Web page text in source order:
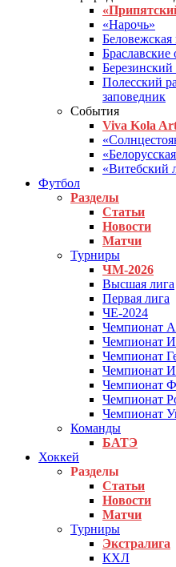
«Нарочь»
Браславские
Полесский
заповедник
События
Viva Kola
«Витебский
Футбол
Разделы
Статьи
Новости
Матчи
Турниры
ЧМ-2026
Высшая лига
Первая лига
ЧЕ-2024
Чемпионат
Чемпионат
Чемпионат
Чемпионат
Чемпионат
Чемпионат
Чемпионат
Команды
БАТЭ
Хоккей
Разделы
Статьи
Новости
Матчи
Турниры
Экстралига
КХЛ